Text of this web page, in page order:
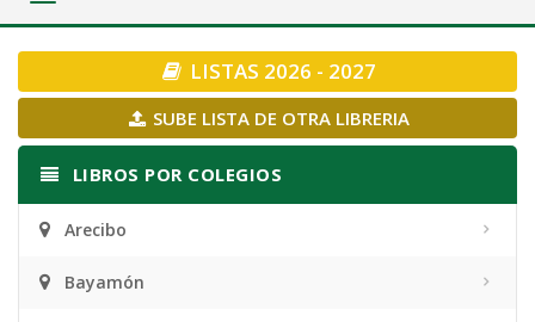
LISTAS 2026 - 2027
SUBE LISTA DE OTRA LIBRERIA
LIBROS POR COLEGIOS
Arecibo
Bayamón